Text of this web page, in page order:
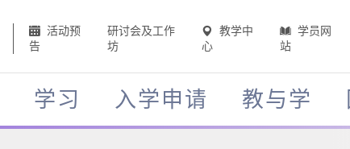
活动预
告
研讨会及工作
坊
教学中
心
学员网
站
学习 入学申请 教与学